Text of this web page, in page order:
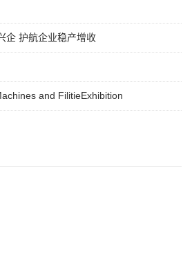
企 护航企业稳产增收
and FilitieExhibition